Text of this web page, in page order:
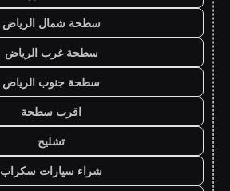
سطحة شمال الرياض
سطحة غرب الرياض
سطحة جنوب الرياض
اقرب سطحة
تشليح
شراء سيارات سكراب